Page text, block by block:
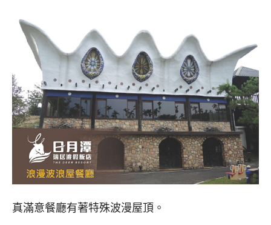
真滿意餐廳有著特殊波漫屋頂。